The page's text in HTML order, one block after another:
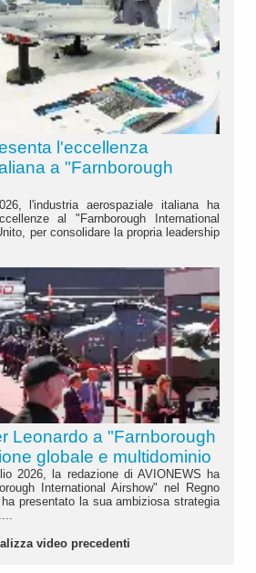
l'eccellenza
a "Farnborough
l'industria aerospaziale italiana ha
al "Farnborough International
per consolidare la propria leadership
Leonardo a "Farnborough
globale e multidominio
2026, la redazione di AVIONEWS ha
International Airshow" nel Regno
presentato la sua ambiziosa strategia
video precedenti